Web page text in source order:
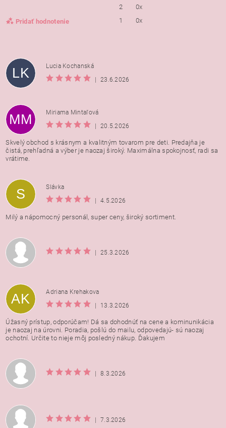
Pridať hodnotenie
2
0x
1
0x
Vložením hodnotenie súhlasíte s
osobných údajov
LK
Lucia Kochanská
|
23.6.2026
MM
Miriama Mintaľová
|
20.5.2026
Skvelý obchod s krásnym a kvalitným tovarom pre deti. Predajňa je
čistá, prehľadná a výber je naozaj široký. Maximálna spokojnosť, radi sa
vrátime.
S
Slávka
|
4.5.2026
Milý a nápomocný personál, super ceny, široký sortiment.
| 25.3.2026
AK
Adriana Krehakova
|
13.3.2026
Úžasný prístup, odporúčam! Dá sa dohodnúť na cene a kominunikácia
je naozaj na úrovni. Poradia, pošlú do mailu, odpovedajú- sú naozaj
ochotní. Určite to nieje môj posledný nákup. Ďakujem
| 8.3.2026
| 7.3.2026